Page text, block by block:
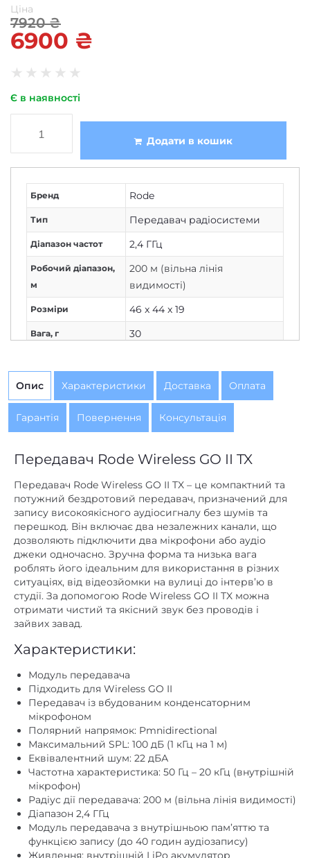
Ціна
7920₴
6900 ₴
★ ★ ★ ★ ★
Є в наявності
Додати в кошик
Бренд Rode
Тип Передавач радіосистеми
Діапазон частот 2,4 ГГц
Робочий діапазон,
м
200 м (вільна лінія
видимості)
Розміри 46 x 44 x 19
Вага, г 30
Опис Характеристики Доставка Оплата
Гарантія Повернення Консультація
Передавач Rode Wireless GO II TX
Передавач Rode Wireless GO II TX – це компактний та
потужний бездротовий передавач, призначений для
запису високоякісного аудіосигналу без шумів та
перешкод. Він включає два незалежних канали, що
дозволяють підключити два мікрофони або аудіо
джеки одночасно. Зручна форма та низька вага
роблять його ідеальним для використання в різних
ситуаціях, від відеозйомки на вулиці до інтерв’ю в
студії. За допомогою Rode Wireless GO II TX можна
отримати чистий та якісний звук без проводів і
зайвих завад.
Характеристики:
Модуль передавача
Підходить для Wireless GO II
Передавач із вбудованим конденсаторним
мікрофоном
Полярний напрямок: Pmnidirectional
Максимальний SPL: 100 дБ (1 кГц на 1 м)
Еквівалентний шум: 22 дБА
Частотна характеристика: 50 Гц – 20 кГц (внутрішній
мікрофон)
Радіус дії передавача: 200 м (вільна лінія видимості)
Діапазон 2,4 ГГц
Модуль передавача з внутрішньою пам’яттю та
функцією запису (до 40 годин аудіозапису)
Живлення: внутрішній LiPo акумулятор